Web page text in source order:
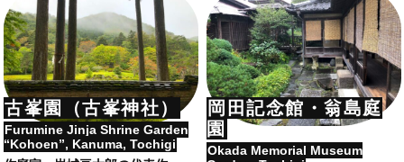
古峯園（古峯神社）
Furumine Jinja Shrine Garden
“Kohoen”, Kanuma, Tochigi
岡田記念館・翁島庭
園
Okada Memorial Museum